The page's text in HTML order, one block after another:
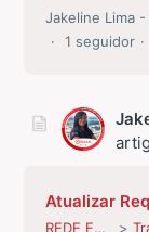
Jakeline Lima -
1 seguidor
Atualizar
REDE FROTA